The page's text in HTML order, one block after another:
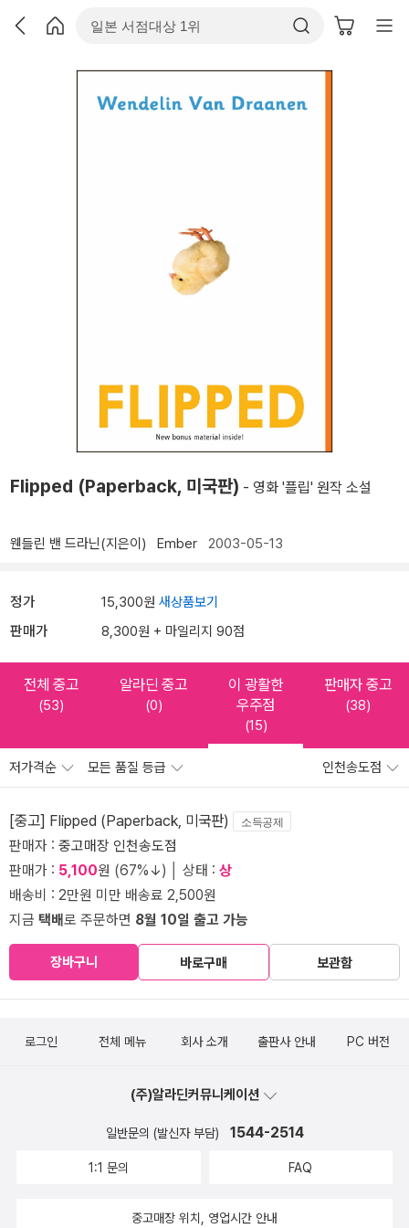
Flipped (Paperback, 미국판) - 영화 '플립' 원작 소설
웬들린 밴 드라닌(지은이) Ember 2003-05-13
정가 15,300원 새상품보기
판매가 8,300원 + 마일리지 90점
전체 중고
(53)
알라딘 중고
(0)
이 광활한
우주점
(15)
판매자 중고
(38)
저가격순 모든 품질 등급 인천송도점
[중고] Flipped (Paperback, 미국판) 소득공제
판매자 : 중고매장 인천송도점
판매가 : 5,100원 (67%↓) │ 상태 : 상
배송비 : 2만원 미만 배송료 2,500원
지금 택배로 주문하면 8월 10일 출고 가능
장바구니 바로구매 보관함
로그인 전체 메뉴 회사 소개 출판사 안내 PC 버전
(주)알라딘커뮤니케이션
일반문의 (발신자 부담) 1544-2514
1:1 문의 FAQ
중고매장 위치, 영업시간 안내